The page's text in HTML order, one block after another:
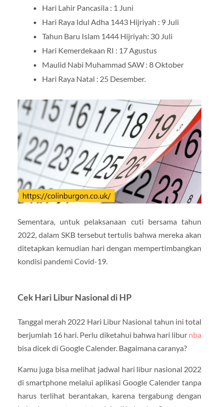
Hari Lahir Pancasila : 1 Juni
Hari Raya Idul Adha 1443 Hijriyah : 9 Juli
Tahun Baru Islam 1444 Hijriyah: 30 Juli
Hari Kemerdekaan RI : 17 Agustus
Maulid Nabi Muhammad SAW : 8 Oktober
Hari Raya Natal : 25 Desember.
Sementara, untuk pelaksanaan cuti bersama tahun
2022, dalam SKB tersebut tertulis bahwa mereka akan
ditetapkan kemudian hari dengan mempertimbangkan
kondisi pandemi Covid-19.
Cek Hari Libur Nasional di HP
Tanggal merah 2022 Hari Libur Nasional tahun ini total
berjumlah 16 hari. Perlu diketahui bahwa hari libur nba
bisa dicek di Google Calender. Bagaimana caranya?
Kamu juga bisa melihat jadwal hari libur nasional 2022
di smartphone melalui aplikasi Google Calender tanpa
harus terlihat berantakan, karena tergabung dengan